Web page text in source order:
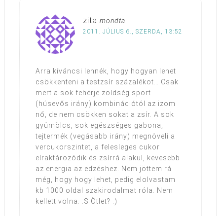
zita mondta
2011. JÚLIUS 6., SZERDA, 13:52
Arra kíváncsi lennék, hogy hogyan lehet
csökkenteni a testzsír százalékot… Csak
mert a sok fehérje zöldség sport
(húsevős irány) kombinációtól az izom
nő, de nem csökken sokat a zsír. A sok
gyümölcs, sok egészséges gabona,
tejtermék (vegásabb irány) megnöveli a
vercukorszintet, a felesleges cukor
elraktározódik és zsírrá alakul, kevesebb
az energia az edzéshez. Nem jöttem rá
még, hogy hogy lehet, pedig elolvastam
kb 1000 oldal szakirodalmat róla. Nem
kellett volna. :S Ötlet? :)